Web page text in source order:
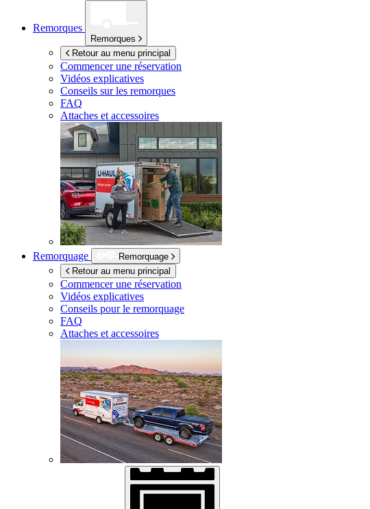
Remorques
Remorques
Retour au menu principal
Commencer une réservation
Vidéos explicatives
Conseils sur les remorques
FAQ
Attaches et accessoires
Remorquage
Remorquage
Retour au menu principal
Commencer une réservation
Vidéos explicatives
Conseils pour le remorquage
FAQ
Attaches et accessoires